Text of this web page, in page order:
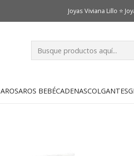
AROSAROS BEBÉCADENASCOLGANTES
Joyas Viviana Lillo ⭐
Catálogo Colgantes